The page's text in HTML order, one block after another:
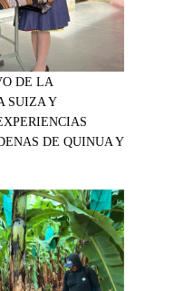
DE LA
SUIZA Y
DE QUINUA Y